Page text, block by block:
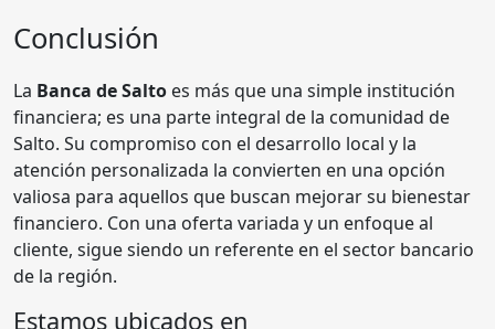
Conclusión
La Banca de Salto es más que una simple institución
financiera; es una parte integral de la comunidad de
Salto. Su compromiso con el desarrollo local y la
atención personalizada la convierten en una opción
valiosa para aquellos que buscan mejorar su bienestar
financiero. Con una oferta variada y un enfoque al
cliente, sigue siendo un referente en el sector bancario
de la región.
Estamos ubicados en